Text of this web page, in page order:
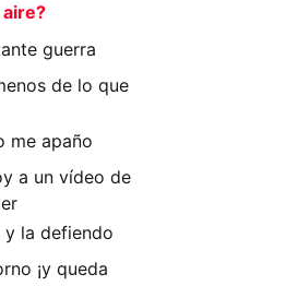
guerra
de lo que
me apaño
a un vídeo de
y la defiendo
¡y queda